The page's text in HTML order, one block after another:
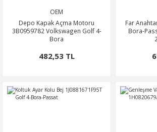
OEM
Depo Kapak Açma Motoru
3B0959782 Volkswagen Golf 4-
Bora
482,53 TL
Far
Bora-